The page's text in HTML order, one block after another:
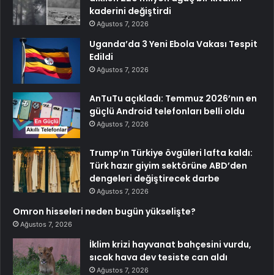
kaderini değiştirdi
Ağustos 7, 2026
Uganda’da 3 Yeni Ebola Vakası Tespit
Edildi
Ağustos 7, 2026
AnTuTu açıkladı: Temmuz 2026’nın en
güçlü Android telefonları belli oldu
Ağustos 7, 2026
Trump’ın Türkiye övgüleri lafta kaldı:
Türk hazır giyim sektörüne ABD’den
dengeleri değiştirecek darbe
Ağustos 7, 2026
Omron hisseleri neden bugün yükselişte?
Ağustos 7, 2026
İklim krizi hayvanat bahçesini vurdu,
sıcak hava dev tesiste can aldı
Ağustos 7, 2026